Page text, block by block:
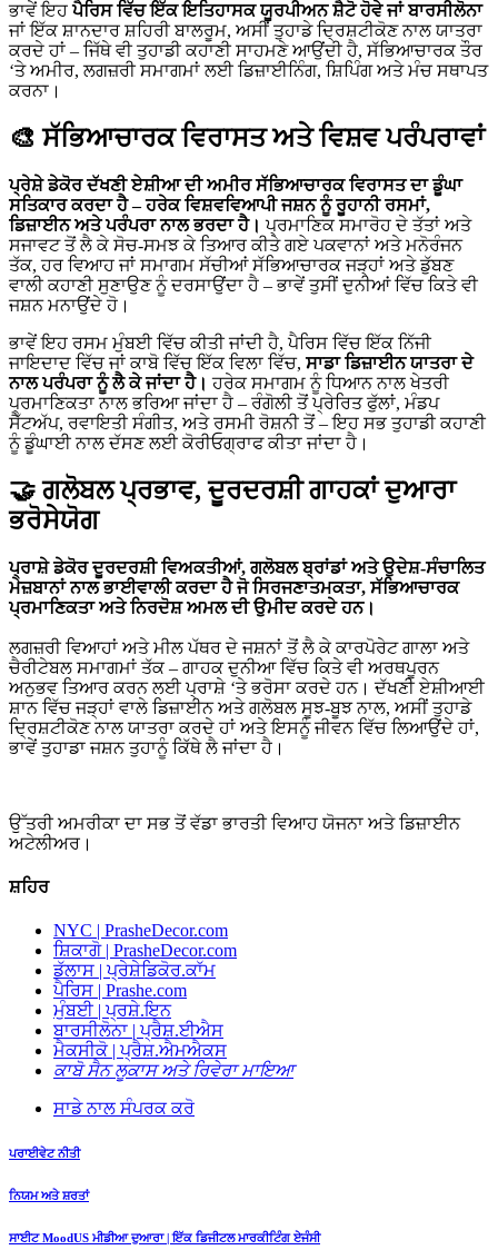
ਭਾਵੇਂ ਇਹਪੈਰਿਸ ਵਿੱਚ ਇੱਕ ਇਤਿਹਾਸਕ ਯੂਰਪੀਅਨ ਸ਼ੈਟੋ ਹੋਵੇ ਜਾਂ ਬਾਰਸੀਲੋਨਾ
ਜਾਂ ਇੱਕ ਸ਼ਾਨਦਾਰ ਸ਼ਹਿਰੀ ਬਾਲਰੂਮ, ਅਸੀਂ ਤੁਹਾਡੇ ਦ੍ਰਿਸ਼ਟੀਕੋਣ ਨਾਲ ਯਾਤਰਾ
ਕਰਦੇ ਹਾਂ – ਜਿੱਥੇ ਵੀ ਤੁਹਾਡੀ ਕਹਾਣੀ ਸਾਹਮਣੇ ਆਉਂਦੀ ਹੈ, ਸੱਭਿਆਚਾਰਕ ਤੌਰ
‘ਤੇ ਅਮੀਰ, ਲਗਜ਼ਰੀ ਸਮਾਗਮਾਂ ਲਈ ਡਿਜ਼ਾਈਨਿੰਗ, ਸ਼ਿਪਿੰਗ ਅਤੇ ਮੰਚ ਸਥਾਪਤ
ਕਰਨਾ।
🎨 ਸੱਭਿਆਚਾਰਕ ਵਿਰਾਸਤ ਅਤੇ ਵਿਸ਼ਵ ਪਰੰਪਰਾਵਾਂ
ਪ੍ਰੇਸ਼ੇ ਡੇਕੋਰ ਦੱਖਣੀ ਏਸ਼ੀਆ ਦੀ ਅਮੀਰ ਸੱਭਿਆਚਾਰਕ ਵਿਰਾਸਤ ਦਾ ਡੂੰਘਾ
ਸਤਿਕਾਰ ਕਰਦਾ ਹੈ – ਹਰੇਕ ਵਿਸ਼ਵਵਿਆਪੀ ਜਸ਼ਨ ਨੂੰ ਰੂਹਾਨੀ ਰਸਮਾਂ,
ਡਿਜ਼ਾਈਨ ਅਤੇ ਪਰੰਪਰਾ ਨਾਲ ਭਰਦਾ ਹੈ। ਪ੍ਰਮਾਣਿਕ ​​ਸਮਾਰੋਹ ਦੇ ਤੱਤਾਂ ਅਤੇ
ਸਜਾਵਟ ਤੋਂ ਲੈ ਕੇ ਸੋਚ-ਸਮਝ ਕੇ ਤਿਆਰ ਕੀਤੇ ਗਏ ਪਕਵਾਨਾਂ ਅਤੇ ਮਨੋਰੰਜਨ
ਤੱਕ, ਹਰ ਵਿਆਹ ਜਾਂ ਸਮਾਗਮ ਸੱਚੀਆਂ ਸੱਭਿਆਚਾਰਕ ਜੜ੍ਹਾਂ ਅਤੇ ਡੁੱਬਣ
ਵਾਲੀ ਕਹਾਣੀ ਸੁਣਾਉਣ ਨੂੰ ਦਰਸਾਉਂਦਾ ਹੈ – ਭਾਵੇਂ ਤੁਸੀਂ ਦੁਨੀਆਂ ਵਿੱਚ ਕਿਤੇ ਵੀ
ਜਸ਼ਨ ਮਨਾਉਂਦੇ ਹੋ।
ਭਾਵੇਂ ਇਹ ਰਸਮ ਮੁੰਬਈ ਵਿੱਚ ਕੀਤੀ ਜਾਂਦੀ ਹੈ, ਪੈਰਿਸ ਵਿੱਚ ਇੱਕ ਨਿੱਜੀ
ਜਾਇਦਾਦ ਵਿੱਚ ਜਾਂ ਕਾਬੋ ਵਿੱਚ ਇੱਕ ਵਿਲਾ ਵਿੱਚ,ਸਾਡਾ ਡਿਜ਼ਾਈਨ ਯਾਤਰਾ ਦੇ
ਨਾਲ ਪਰੰਪਰਾ ਨੂੰ ਲੈ ਕੇ ਜਾਂਦਾ ਹੈ। ਹਰੇਕ ਸਮਾਗਮ ਨੂੰ ਧਿਆਨ ਨਾਲ ਖੇਤਰੀ
ਪ੍ਰਮਾਣਿਕਤਾ ਨਾਲ ਭਰਿਆ ਜਾਂਦਾ ਹੈ – ਰੰਗੋਲੀ ਤੋਂ ਪ੍ਰੇਰਿਤ ਫੁੱਲਾਂ, ਮੰਡਪ
ਸੈੱਟਅੱਪ, ਰਵਾਇਤੀ ਸੰਗੀਤ, ਅਤੇ ਰਸਮੀ ਰੋਸ਼ਨੀ ਤੋਂ – ਇਹ ਸਭ ਤੁਹਾਡੀ ਕਹਾਣੀ
ਨੂੰ ਡੂੰਘਾਈ ਨਾਲ ਦੱਸਣ ਲਈ ਕੋਰੀਓਗ੍ਰਾਫ ਕੀਤਾ ਜਾਂਦਾ ਹੈ।
🤝 ਗਲੋਬਲ ਪ੍ਰਭਾਵ, ਦੂਰਦਰਸ਼ੀ ਗਾਹਕਾਂ ਦੁਆਰਾ
ਭਰੋਸੇਯੋਗ
ਪ੍ਰਾਸ਼ੇ ਡੇਕੋਰ ਦੂਰਦਰਸ਼ੀ ਵਿਅਕਤੀਆਂ, ਗਲੋਬਲ ਬ੍ਰਾਂਡਾਂ ਅਤੇ ਉਦੇਸ਼-ਸੰਚਾਲਿਤ
ਮੇਜ਼ਬਾਨਾਂ ਨਾਲ ਭਾਈਵਾਲੀ ਕਰਦਾ ਹੈ ਜੋ ਸਿਰਜਣਾਤਮਕਤਾ, ਸੱਭਿਆਚਾਰਕ
ਪ੍ਰਮਾਣਿਕਤਾ ਅਤੇ ਨਿਰਦੋਸ਼ ਅਮਲ ਦੀ ਉਮੀਦ ਕਰਦੇ ਹਨ।
ਲਗਜ਼ਰੀ ਵਿਆਹਾਂ ਅਤੇ ਮੀਲ ਪੱਥਰ ਦੇ ਜਸ਼ਨਾਂ ਤੋਂ ਲੈ ਕੇ ਕਾਰਪੋਰੇਟ ਗਾਲਾ ਅਤੇ
ਚੈਰੀਟੇਬਲ ਸਮਾਗਮਾਂ ਤੱਕ – ਗਾਹਕ ਦੁਨੀਆ ਵਿੱਚ ਕਿਤੇ ਵੀ ਅਰਥਪੂਰਨ
ਅਨੁਭਵ ਤਿਆਰ ਕਰਨ ਲਈ ਪ੍ਰਾਸ਼ੇ ‘ਤੇ ਭਰੋਸਾ ਕਰਦੇ ਹਨ। ਦੱਖਣੀ ਏਸ਼ੀਆਈ
ਸ਼ਾਨ ਵਿੱਚ ਜੜ੍ਹਾਂ ਵਾਲੇ ਡਿਜ਼ਾਈਨ ਅਤੇ ਗਲੋਬਲ ਸੂਝ-ਬੂਝ ਨਾਲ, ਅਸੀਂ ਤੁਹਾਡੇ
ਦ੍ਰਿਸ਼ਟੀਕੋਣ ਨਾਲ ਯਾਤਰਾ ਕਰਦੇ ਹਾਂ ਅਤੇ ਇਸਨੂੰ ਜੀਵਨ ਵਿੱਚ ਲਿਆਉਂਦੇ ਹਾਂ,
ਭਾਵੇਂ ਤੁਹਾਡਾ ਜਸ਼ਨ ਤੁਹਾਨੂੰ ਕਿੱਥੇ ਲੈ ਜਾਂਦਾ ਹੈ।
ਉੱਤਰੀ ਅਮਰੀਕਾ ਦਾ ਸਭ ਤੋਂ ਵੱਡਾ ਭਾਰਤੀ ਵਿਆਹ ਯੋਜਨਾ ਅਤੇ ਡਿਜ਼ਾਈਨ
ਅਟੇਲੀਅਰ।
ਸ਼ਹਿਰ
NYC | PrasheDecor.com
ਸ਼ਿਕਾਗੋ | PrasheDecor.com
ਡੱਲਾਸ | ਪ੍ਰੇਸ਼ੇਡਿਕੋਰ.ਕਾੱਮ
ਪੈਰਿਸ | Prashe.com
ਮੁੰਬਈ | ਪ੍ਰਸ਼ੇ.ਇਨ
ਬਾਰਸੀਲੋਨਾ | ਪ੍ਰੈਸ਼.ਈਐਸ
ਮੈਕਸੀਕੋ | ਪ੍ਰੈਸ਼.ਐਮਐਕਸ
ਕਾਬੋ ਸੈਨ ਲੂਕਾਸ ਅਤੇ ਰਿਵੇਰਾ ਮਾਇਆ
ਸਾਡੇ ਨਾਲ ਸੰਪਰਕ ਕਰੋ
ਪਰਾਈਵੇਟ ਨੀਤੀ
ਨਿਯਮ ਅਤੇ ਸ਼ਰਤਾਂ
ਸਾਈਟ MoodUS ਮੀਡੀਆ ਦੁਆਰਾ | ਇੱਕ ਡਿਜੀਟਲ ਮਾਰਕੀਟਿੰਗ ਏਜੰਸੀ